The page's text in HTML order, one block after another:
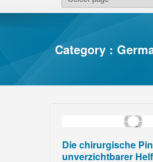
Category :
Die chirurgische
unverzichtbarer